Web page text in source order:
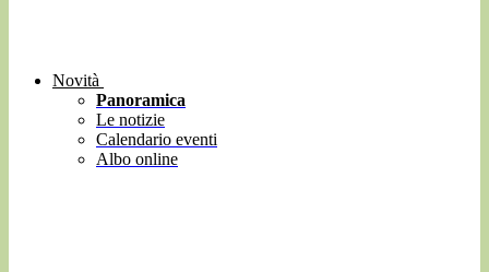
Novità
Panoramica
Le notizie
Calendario eventi
Albo online